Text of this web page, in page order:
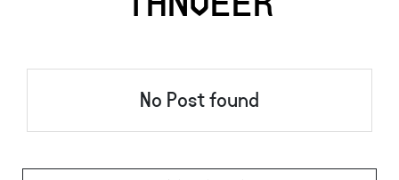
No Post found